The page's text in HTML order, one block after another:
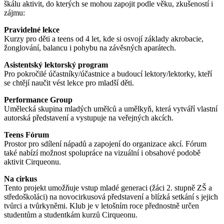
škálu aktivit, do kterých se mohou zapojit podle věku, zkušeností i
zájmu:
Pravidelné lekce
Kurzy pro děti a teens od 4 let, kde si osvojí základy akrobacie,
žonglování, balancu i pohybu na závěsných aparátech.
Asistentský lektorský program
Pro pokročilé účastníky/účastnice a budoucí lektory/lektorky, kteří
se chtějí naučit vést lekce pro mladší děti.
Performance Group
Umělecká skupina mladých umělců a umělkyň, která vytváří vlastní
autorská představení a vystupuje na veřejných akcích.
Teens Fórum
Prostor pro sdílení nápadů a zapojení do organizace akcí. Fórum
také nabízí možnost spolupráce na vizuální i obsahové podobě
aktivit Cirqueonu.
Na cirkus
Tento projekt umožňuje vstup mladé generaci (žáci 2. stupně ZŠ a
středoškoláci) na novocirkusová představení a blízká setkání s jejich
tvůrci a tvůrkyněmi. Klub je v letošním roce přednostně určen
studentům a studentkám kurzů Cirqueonu.